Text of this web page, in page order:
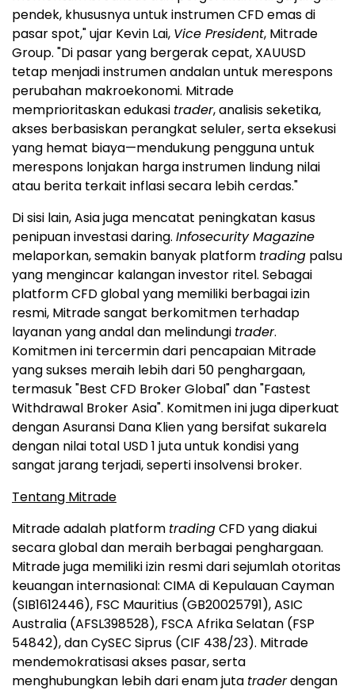
pendek, khususnya untuk instrumen CFD emas di
pasar spot," ujar Kevin Lai, Vice President, Mitrade
Group. "Di pasar yang bergerak cepat, XAUUSD
tetap menjadi instrumen andalan untuk merespons
perubahan makroekonomi. Mitrade
memprioritaskan edukasi trader, analisis seketika,
akses berbasiskan perangkat seluler, serta eksekusi
yang hemat biaya—mendukung pengguna untuk
merespons lonjakan harga instrumen lindung nilai
atau berita terkait inflasi secara lebih cerdas."
Di sisi lain, Asia juga mencatat peningkatan kasus
penipuan investasi daring. Infosecurity Magazine
melaporkan, semakin banyak platform trading palsu
yang mengincar kalangan investor ritel. Sebagai
platform CFD global yang memiliki berbagai izin
resmi, Mitrade sangat berkomitmen terhadap
layanan yang andal dan melindungi trader.
Komitmen ini tercermin dari pencapaian Mitrade
yang sukses meraih lebih dari 50 penghargaan,
termasuk "Best CFD Broker Global" dan "Fastest
Withdrawal Broker Asia". Komitmen ini juga diperkuat
dengan Asuransi Dana Klien yang bersifat sukarela
dengan nilai total USD 1 juta untuk kondisi yang
sangat jarang terjadi, seperti insolvensi broker.
Tentang Mitrade
Mitrade adalah platform tradingCFD yang diakui
secara global dan meraih berbagai penghargaan.
Mitrade juga memiliki izin resmi dari sejumlah otoritas
keuangan internasional: CIMA di Kepulauan Cayman
(SIB1612446), FSC Mauritius (GB20025791), ASIC
Australia (AFSL398528), FSCA Afrika Selatan (FSP
54842), dan CySEC Siprus (CIF 438/23). Mitrade
mendemokratisasi akses pasar, serta
menghubungkan lebih dari enam juta traderdengan